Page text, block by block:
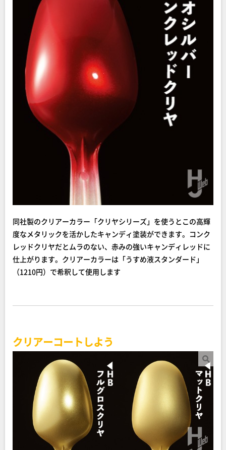
同社製のクリアーカラー「クリヤシリーズ」を使うとこの高輝
度なメタリックを活かしたキャンディ塗装ができます。コンク
レッドクリヤだとムラのない、赤みの強いキャンディレッドに
仕上がります。クリアーカラーは「うすめ液スタンダード」
（1210円）で希釈して使用します
クリアーコートしよう